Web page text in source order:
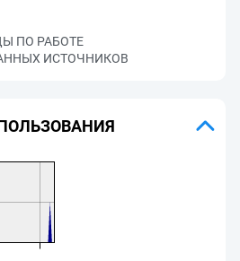
ПО РАБОТЕ
ИСТОЧНИКОВ